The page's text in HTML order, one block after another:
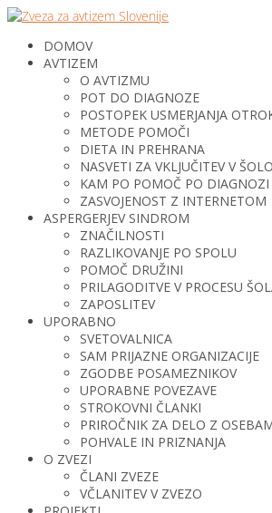
DOMOV
AVTIZEM
O AVTIZMU
POT DO DIAGNOZE
POSTOPEK USMERJANJA
METODE POMOČI
DIETA IN PREHRANA
NASVETI ZA VKLJUČITEV V ŠOLO
KAM PO POMOČ PO DIAGNOZI
ZASVOJENOST Z INTERNETOM
ASPERGERJEV SINDROM
ZNAČILNOSTI
RAZLIKOVANJE PO SPOLU
POMOČ DRUŽINI
PRILAGODITVE V PROCESU
ZAPOSLITEV
UPORABNO
SVETOVALNICA
SAM PRIJAZNE ORGANIZACIJE
ZGODBE POSAMEZNIKOV
UPORABNE POVEZAVE
STROKOVNI ČLANKI
PRIROČNIK ZA DELO Z
POHVALE IN PRIZNANJA
O ZVEZI
ČLANI ZVEZE
VČLANITEV V ZVEZO